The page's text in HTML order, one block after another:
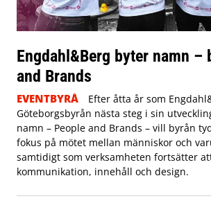
Engdahl&Berg byter namn –
and Brands
EVENTBYRÅ
Efter åtta år som
Göteborgsbyrån nästa steg i sin
namn – People and Brands – vill byrån
fokus på mötet mellan människor och
samtidigt som verksamheten fortsätter
kommunikation, innehåll och design.